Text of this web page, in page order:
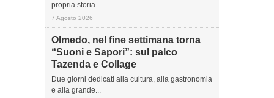
propria storia...
7 Agosto 2026
Olmedo, nel fine settimana torna
“Suoni e Sapori”: sul palco
Tazenda e Collage
Due giorni dedicati alla cultura, alla gastronomia
e alla grande...